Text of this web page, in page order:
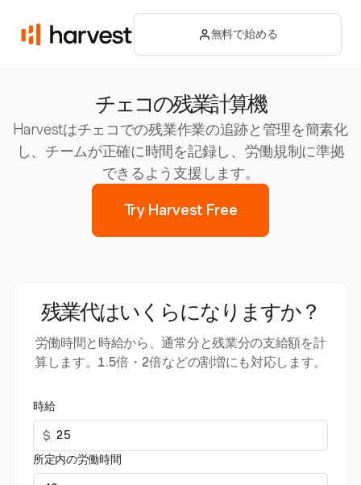
無料で始める
チェコの残業計算機
Harvestはチェコでの残業作業の追跡と管理を簡素化
し、チームが正確に時間を記録し、労働規制に準拠
できるよう支援します。
Try Harvest Free
残業代はいくらになりますか？
労働時間と時給から、通常分と残業分の支給額を計
算します。1.5倍・2倍などの割増にも対応します。
時給
$
所定内の労働時間